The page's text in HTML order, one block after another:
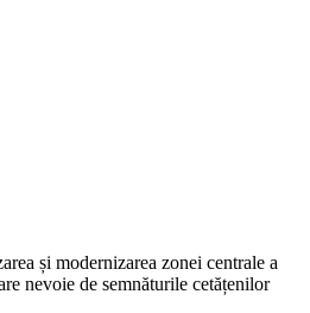
și modernizarea zonei centrale a
nevoie de semnăturile cetățenilor